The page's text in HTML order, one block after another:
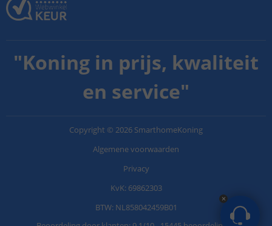
"Koning in prijs, kwaliteit
en service"
Copyright © 2026 SmarthomeKoning
Algemene voorwaarden
Privacy
KvK: 69862303
BTW: NL858042459B01